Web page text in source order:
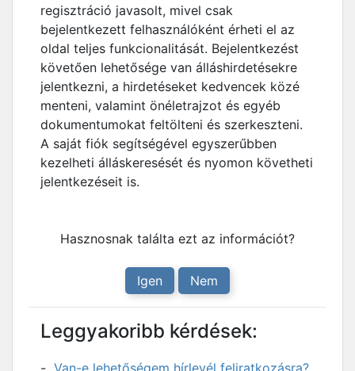
regisztráció javasolt, mivel csak
bejelentkezett felhasználóként érheti el az
oldal teljes funkcionalitását. Bejelentkezést
követően lehetősége van álláshirdetésekre
jelentkezni, a hirdetéseket kedvencek közé
menteni, valamint önéletrajzot és egyéb
dokumentumokat feltölteni és szerkeszteni.
A saját fiók segítségével egyszerűbben
kezelheti álláskeresését és nyomon követheti
jelentkezéseit is.
Hasznosnak találta ezt az információt?
Igen Nem
Leggyakoribb kérdések:
Van-e lehetőségem hírlevél feliratkozásra?